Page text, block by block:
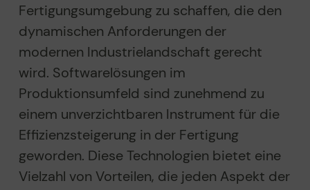
Fertigungsumgebung zu schaffen, die den
dynamischen Anforderungen der
modernen Industrielandschaft gerecht
wird. Softwarelösungen im
Produktionsumfeld sind zunehmend zu
einem unverzichtbaren Instrument für die
Effizienzsteigerung in der Fertigung
geworden. Diese Technologien bietet eine
Vielzahl von Vorteilen, die jeden Aspekt der